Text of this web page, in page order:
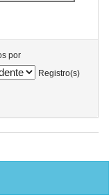
por
Registro(s)